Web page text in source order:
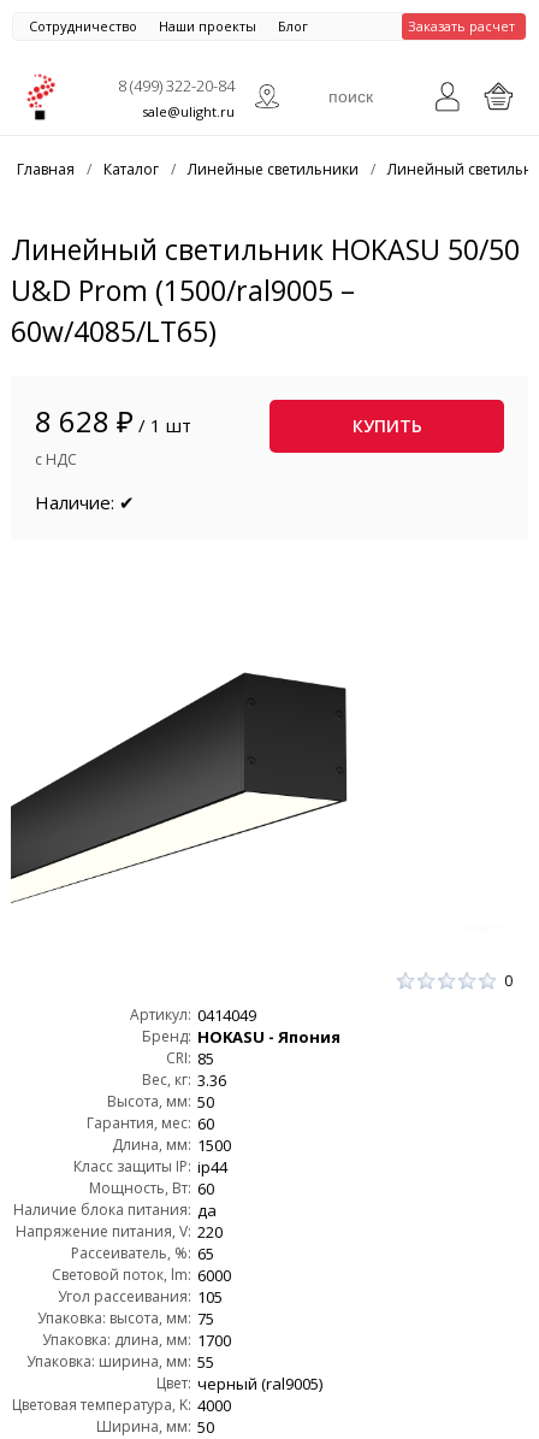
Сотрудничество Наши проекты Блог Заказать расчет
8 (499) 322-20-84
sale@ulight.ru
Главная / Каталог / Линейные светильники / Линейный
Линейный светильник HOKASU 50/50
U&D Prom (1500/ral9005 –
60w/4085/LT65)
8 628 ₽ / 1 шт
с НДС
КУПИТЬ
Наличие: ✔
0
Артикул: 0414049
Бренд: HOKASU - Япония
CRI: 85
Вес, кг: 3.36
Высота, мм: 50
Гарантия, мес: 60
Длина, мм: 1500
Класс защиты IP: ip44
Мощность, Вт: 60
Наличие блока питания: да
Напряжение питания, V: 220
Рассеиватель, %: 65
Световой поток, lm: 6000
Угол рассеивания: 105
Упаковка: высота, мм: 75
Упаковка: длина, мм: 1700
Упаковка: ширина, мм: 55
Цвет: черный (ral9005)
Цветовая температура, K: 4000
Ширина, мм: 50